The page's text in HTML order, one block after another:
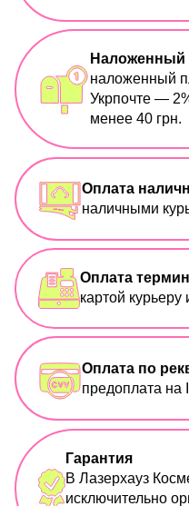
Наложенный
наложенный
Укрпочте —
менее 40 грн.
Оплата
наличными
Оплата
картой
Оплата по
предоплата на
Гарантия
В Лазерхауз
исключительно